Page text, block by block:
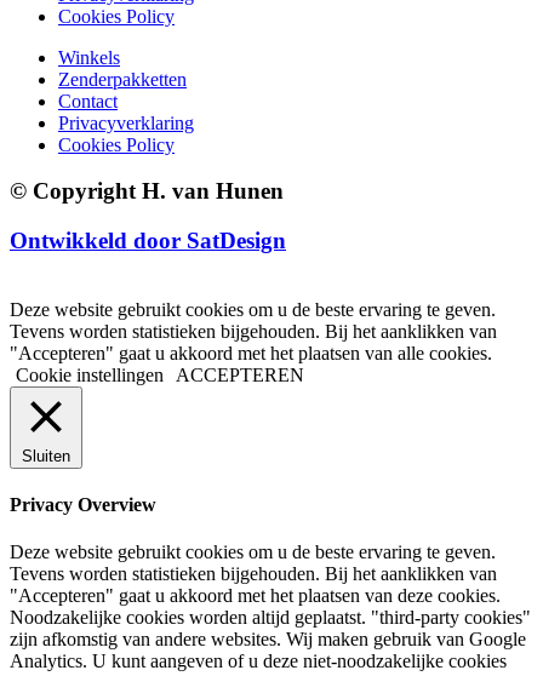
Cookies Policy
Winkels
Zenderpakketten
Contact
Privacyverklaring
Cookies Policy
© Copyright H. van Hunen
Ontwikkeld door SatDesign
Deze website gebruikt cookies om u de beste ervaring te geven.
Tevens worden statistieken bijgehouden. Bij het aanklikken van
"Accepteren" gaat u akkoord met het plaatsen van alle cookies.
Cookie instellingen
ACCEPTEREN
Sluiten
Privacy Overview
Deze website gebruikt cookies om u de beste ervaring te geven.
Tevens worden statistieken bijgehouden. Bij het aanklikken van
"Accepteren" gaat u akkoord met het plaatsen van deze cookies.
Noodzakelijke cookies worden altijd geplaatst. "third-party cookies"
zijn afkomstig van andere websites. Wij maken gebruik van Google
Analytics. U kunt aangeven of u deze niet-noodzakelijke cookies